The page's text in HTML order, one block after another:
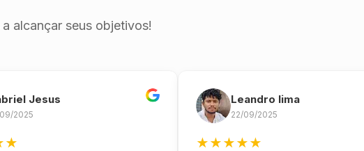
alcançar seus objetivos!
Jesus Leandro lima
22/09/2025
★★★